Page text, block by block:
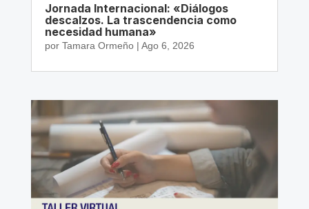
Jornada Internacional: «Diálogos
descalzos. La trascendencia como
necesidad humana»
por Tamara Ormeño| Ago 6, 2026